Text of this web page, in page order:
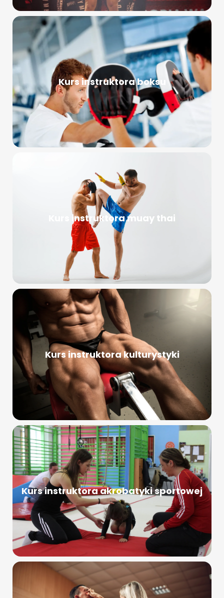
Kurs instruktora boksu
Kurs instruktora muay thai
Kurs instruktora kulturystyki
Kurs instruktora akrobatyki sportowej